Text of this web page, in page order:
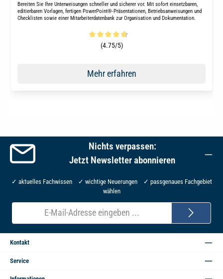
Bereiten Sie Ihre Unterweisungen schneller und sicherer vor. Mit sofort einsetzbaren,
editierbaren Vorlagen, fertigen PowerPoint®-Präsentationen, Betriebsanweisungen und
Checklisten sowie einer Mitarbeiterdatenbank zur Organisation und Dokumentation.
Durchschnittliche Bewertung von 4.7 von 5 Sternen
(4.75/5)
Mehr erfahren
Nichts verpassen:
Jetzt Newsletter abonnieren
✓ aktuelles Fachwissen ✓ wichtige Neuerungen ✓ passgenaues Fachgebiet
wählen
E-
Mail-
Adresse*
Kontakt
Service